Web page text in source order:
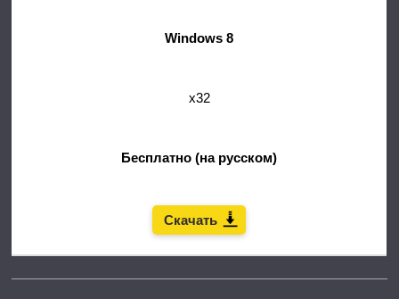
Windows 8
x32
Бесплатно (на русском)
Скачать